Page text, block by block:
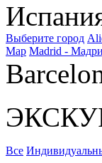
Выберите город
Мар Madrid -
Все